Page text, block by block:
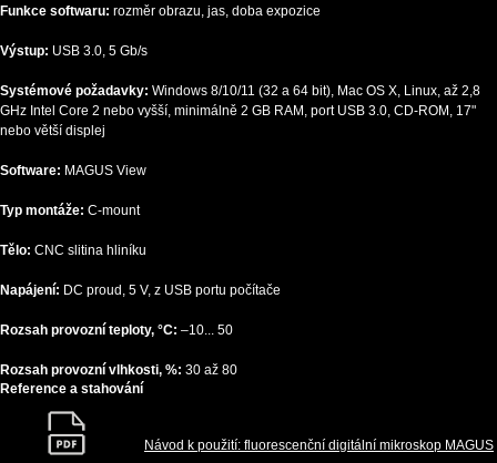
Funkce softwaru: rozměr obrazu, jas, doba expozice
Výstup: USB 3.0, 5 Gb/s
Systémové požadavky: Windows 8/10/11 (32 a 64 bit), Mac OS X, Linux, až 2,8
GHz Intel Core 2 nebo vyšší, minimálně 2 GB RAM, port USB 3.0, CD-ROM, 17"
nebo větší displej
Software: MAGUS View
Typ montáže: C-mount
Tělo: CNC slitina hliníku
Napájení: DC proud, 5 V, z USB portu počítače
Rozsah provozní teploty, °C: –10... 50
Rozsah provozní vlhkosti, %: 30 až 80
Reference a stahování
Návod k použití: fluorescenční digitální mikroskop MAGUS